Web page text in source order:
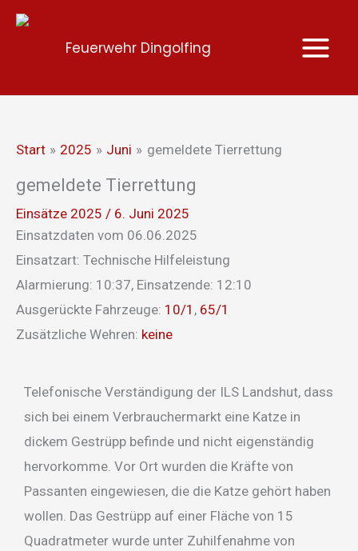
Zum
Feuerwehr Dingolfing
Start 2025 Juni gemeldete Tierrettung
gemeldete Tierrettung
Einsätze 2025 / 6. Juni 2025
Einsatzdaten vom 06.06.2025
Einsatzart: Technische Hilfeleistung
Alarmierung: 10:37, Einsatzende: 12:10
Ausgerückte Fahrzeuge: 10/1 , 65/1
Zusätzliche Wehren: keine
Telefonische Verständigung der ILS Landshut, dass
sich bei einem Verbrauchermarkt eine Katze in
dickem Gestrüpp befinde und nicht eigenständig
hervorkomme. Vor Ort wurden die Kräfte von
Passanten eingewiesen, die die Katze gehört haben
wollen. Das Gestrüpp auf einer Fläche von 15
Quadratmeter wurde unter Zuhilfenahme von